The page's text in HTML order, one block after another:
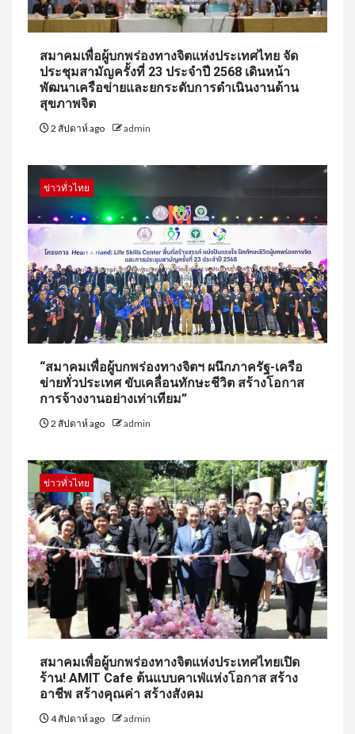
สมาคมเพื่อผู้บกพร่องทางจิตแห่งประเทศไทย จัด
ประชุมสามัญครั้งที่ 23 ประจำปี 2568 เดินหน้า
พัฒนาเครือข่ายและยกระดับการดำเนินงานด้าน
สุขภาพจิต
2 สัปดาห์ ago admin
ข่าวทั่วไทย
“สมาคมเพื่อผู้บกพร่องทางจิตฯ ผนึกภาครัฐ-เครือ
ข่ายทั่วประเทศ ขับเคลื่อนทักษะชีวิต สร้างโอกาส
การจ้างงานอย่างเท่าเทียม”
2 สัปดาห์ ago admin
ข่าวทั่วไทย
สมาคมเพื่อผู้บกพร่องทางจิตแห่งประเทศไทยเปิด
ร้าน! AMIT Cafe ต้นแบบคาเฟ่แห่งโอกาส สร้าง
อาชีพ สร้างคุณค่า สร้างสังคม
4 สัปดาห์ ago admin